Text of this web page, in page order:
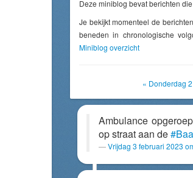
Deze miniblog bevat berichten
Je bekijkt momenteel de
beneden in chronologische
Miniblog overzicht
« Donderdag
Ambulance
op straat aan de
Vrijdag 3 februari 2023